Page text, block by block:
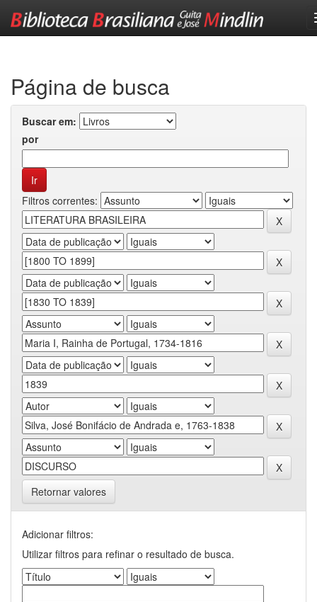
Página de busca
Buscar em:
por
Filtros correntes:
Retornar valores
Adicionar filtros:
Utilizar filtros para refinar o resultado de busca.